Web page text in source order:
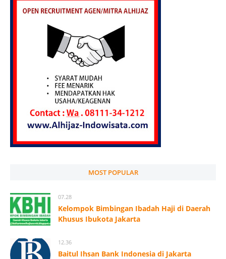
MOST POPULAR
07.28
Kelompok Bimbingan Ibadah Haji di Daerah
Khusus Ibukota Jakarta
12.36
Baitul Ihsan Bank Indonesia di Jakarta